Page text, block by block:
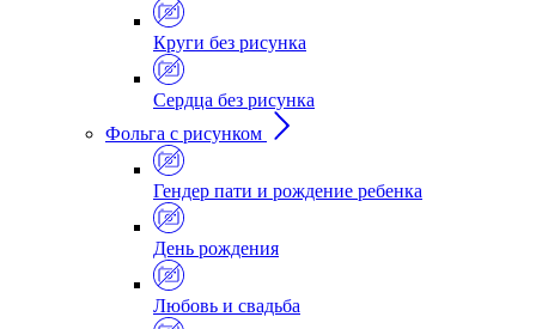
Круги без рисунка
Сердца без рисунка
Фольга с рисунком
Гендер пати и рождение ребенка
День рождения
Любовь и свадьба